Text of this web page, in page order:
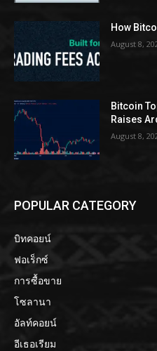
How
August 8,
Bitcoin
Raises
August 8,
POPULAR CATEGORY
บิทคอยน์
ฟอเร็กซ์
การซื้อขาย
โซลานา
อัลท์คอยน์
อีเธอเรียม